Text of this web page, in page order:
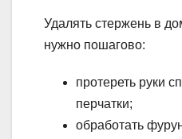
Удалять стержень в
нужно пошагово:
протереть руки
перчатки;
обработать